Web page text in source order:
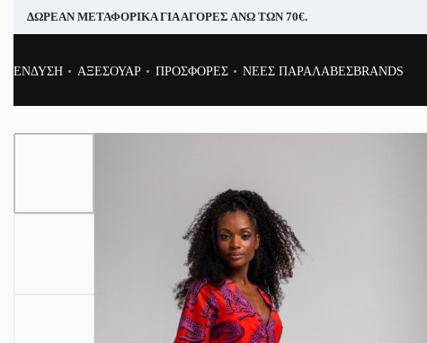
ΔΩΡΕΑΝ ΜΕΤΑΦΟΡΙΚΑ ΓΙΑ ΑΓΟΡΕΣ ΑΝΩ ΤΩΝ 70€.
ΕΝΔΥΣΗ ΑΞΕΣΟΥΑΡ ΠΡΟΣΦΟΡΕΣ ΝΕΕΣ ΠΑΡΑΛΑΒΕΣBRANDS